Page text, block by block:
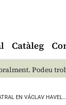
Catàleg
Podeu
EN VÁCLAV HAVEL…